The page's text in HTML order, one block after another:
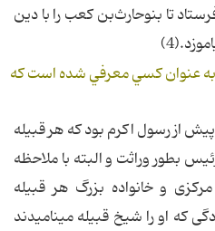
تا بنوحارث‌بن‌ كعب‌ را با دين‌
به عنوان كسي معرفي شده است كه
از رسول اکرم بود که هر قبيله
بطور وراثت و البته با ملاحظه
و خانواده بزرگ هر قبيله
كه او را شيخ قبيله ميناميدند